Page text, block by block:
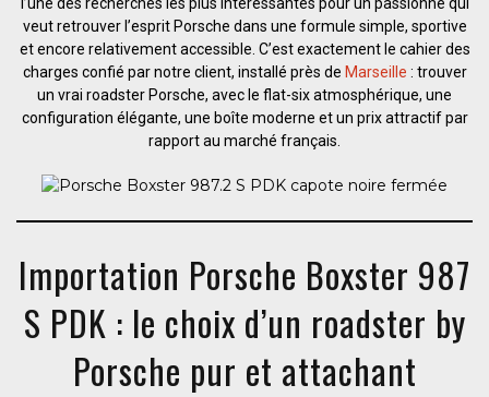
veut retrouver l’esprit Porsche dans une formule simple, sportive
et encore relativement accessible. C’est exactement le cahier des
charges confié par notre client, installé près de Marseille : trouver
un vrai roadster Porsche, avec le flat-six atmosphérique, une
configuration élégante, une boîte moderne et un prix attractif par
rapport au marché français.
Importation Porsche Boxster 987
S PDK : le choix d’un roadster by
Porsche pur et attachant